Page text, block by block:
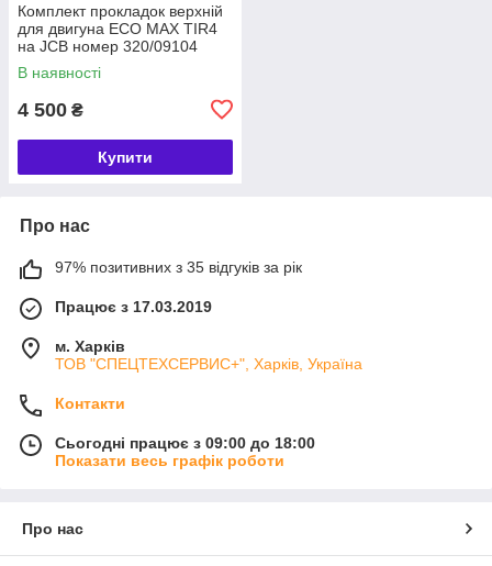
Комплект прокладок верхній
для двигуна ECO MAX TIR4
на JCB номер 320/09104
В наявності
4 500 ₴
Купити
Про нас
97% позитивних з 35 відгуків за рік
Працює з 17.03.2019
м. Харків
ТОВ "СПЕЦТЕХСЕРВИС+", Харків, Україна
Контакти
Сьогодні працює з 09:00 до 18:00
Показати весь графік роботи
Про нас